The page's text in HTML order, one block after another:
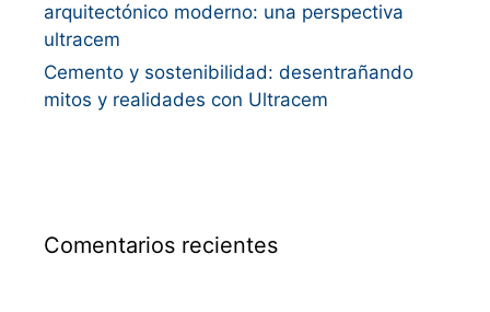
arquitectónico moderno: una perspectiva
ultracem
Cemento y sostenibilidad: desentrañando
mitos y realidades con Ultracem
Comentarios recientes